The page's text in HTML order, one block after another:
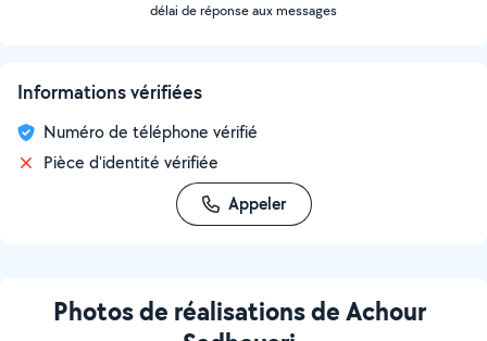
délai de réponse aux messages
Informations vérifiées
Numéro de téléphone vérifié
Pièce d'identité vérifiée
Appeler
Photos de réalisations de Achour